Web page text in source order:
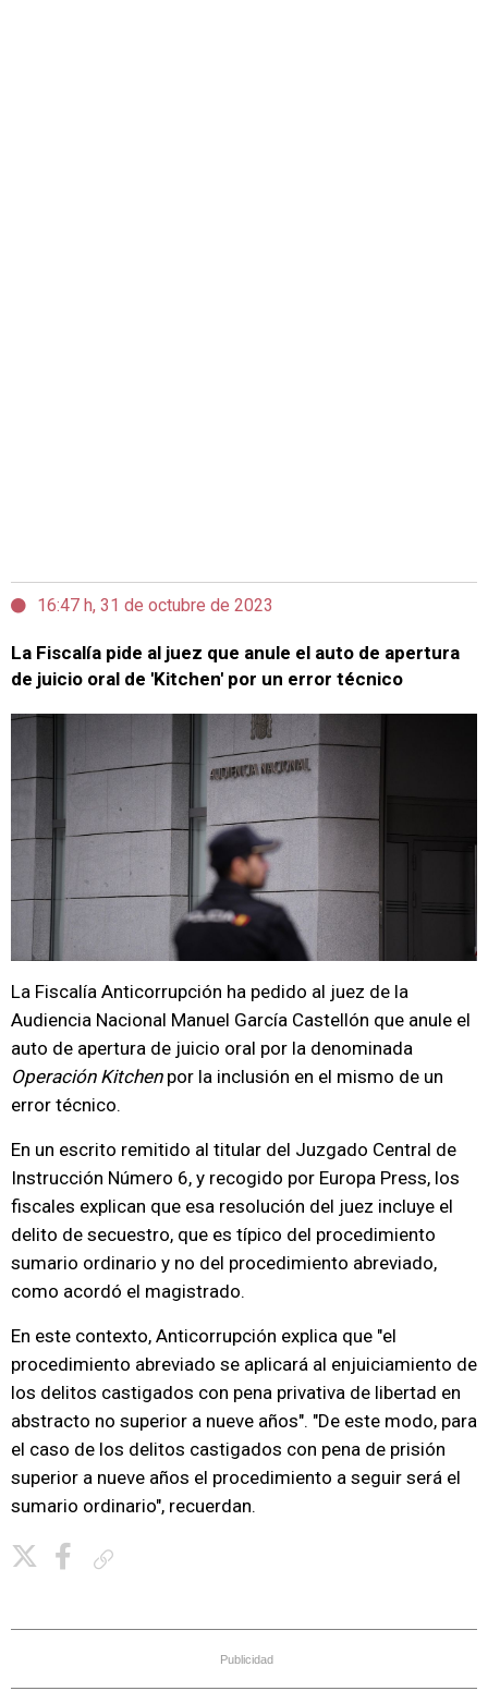
16:47 h, 31 de octubre de 2023
La Fiscalía pide al juez que anule el auto de apertura
de juicio oral de 'Kitchen' por un error técnico
La Fiscalía Anticorrupción ha pedido al juez de la
Audiencia Nacional Manuel García Castellón que anule el
auto de apertura de juicio oral por la denominada
Operación Kitchenpor la inclusión en el mismo de un
error técnico.
En un escrito remitido al titular del Juzgado Central de
Instrucción Número 6, y recogido por Europa Press, los
fiscales explican que esa resolución del juez incluye el
delito de secuestro, que es típico del procedimiento
sumario ordinario y no del procedimiento abreviado,
como acordó el magistrado.
En este contexto, Anticorrupción explica que "el
procedimiento abreviado se aplicará al enjuiciamiento de
los delitos castigados con pena privativa de libertad en
abstracto no superior a nueve años". "De este modo, para
el caso de los delitos castigados con pena de prisión
superior a nueve años el procedimiento a seguir será el
sumario ordinario", recuerdan.
Publicidad